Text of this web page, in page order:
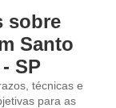
sobre
Santo
SP
técnicas e
para as